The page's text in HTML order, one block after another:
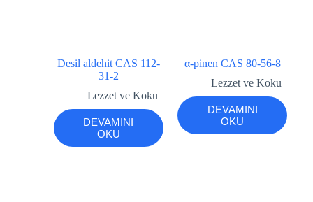
Desil aldehit CAS 112-
31-2
Lezzet ve Koku
DEVAMINI
OKU
α-pinen CAS 80-56-8
Lezzet ve Koku
DEVAMINI
OKU